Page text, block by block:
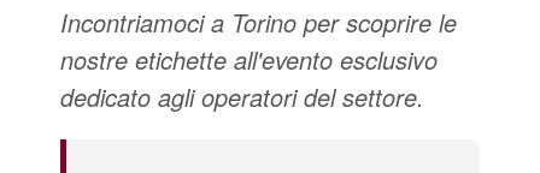
Incontriamoci a Torino per scoprire le
nostre etichette all'evento esclusivo
dedicato agli operatori del settore.